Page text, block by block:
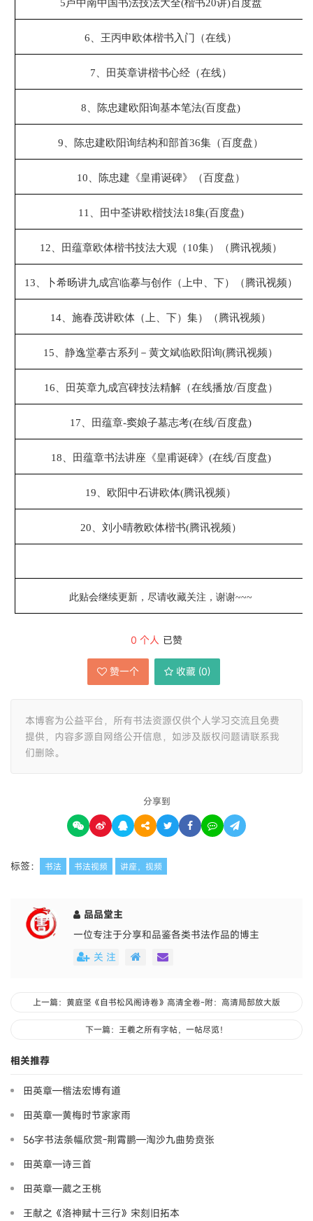
5卢中南中国书法技法大全(楷书20讲)百度盘
6、 王丙申欧体楷书入门（在线）
7、 田英章讲楷书心经（在线）
8、 陈忠建欧阳询基本笔法(百度盘)
9、 陈忠建欧阳询结构和部首36集（百度盘）
10、 陈忠建《皇甫诞碑》（百度盘）
11、 田中荃讲欧楷技法18集(百度盘)
12、 田蕴章欧体楷书技法大观（10集）（腾讯视频）
13、 卜希旸讲九成宫临摹与创作（上中、下）（腾讯视频）
14、施春茂讲欧体（上、下）集）（腾讯视频）
15、静逸堂摹古系列－黄文斌临欧阳询(腾讯视频）
16、 田英章九成宫碑技法精解（在线播放/百度盘）
17、 田蕴章-窦娘子墓志考(在线/百度盘)
18、 田蕴章书法讲座《皇甫诞碑》(在线/百度盘)
19、 欧阳中石讲欧体(腾讯视频）
20、 刘小晴教欧体楷书(腾讯视频）
此贴会继续更新，尽请收藏关注，谢谢~~~
0 个人 已赞
赞一个 收藏 (0)
本博客为公益平台，所有书法资源仅供个人学习交流且免费
提供，内容多源自网络公开信息，如涉及版权问题请联系我
们删除。
分享到
标签： 书法 书法视频 讲座，视频
品品堂主
一位专注于分享和品鉴各类书法作品的博主
关 注
上一篇：黄庭坚《自书松风阁诗卷》高清全卷~附：高清局部放大版
下一篇：王羲之所有字帖，一帖尽览！
相关推荐
田英章—楷法宏博有道
田英章—黄梅时节家家雨
56字书法条幅欣赏-荆霄鹏—淘沙九曲势贲张
田英章—诗三首
田英章—葳之王桃
王献之《洛神赋十三行》宋刻旧拓本